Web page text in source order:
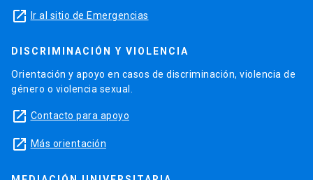
launch Ir al sitio de Emergencias
DISCRIMINACIÓN Y VIOLENCIA
Orientación y apoyo en casos de discriminación, violencia de
género o violencia sexual.
launch Contacto para apoyo
launch Más orientación